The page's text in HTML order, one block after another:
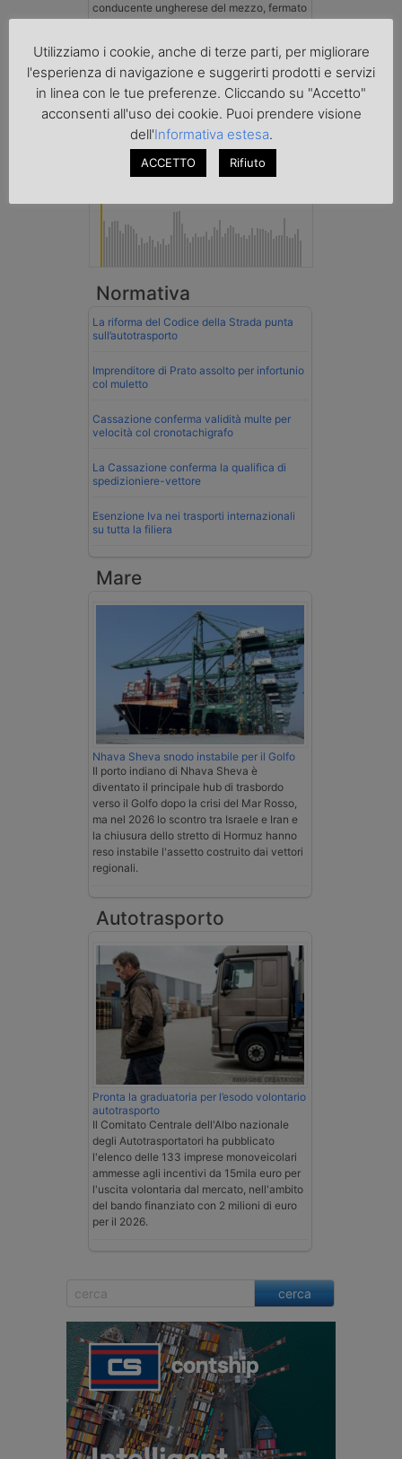
conducente ungherese del mezzo, fermato
Transpotalk
Normativa
La riforma del Codice della Strada punta
sull’autotrasporto
Imprenditore di Prato assolto per infortunio
col muletto
Cassazione conferma validità multe per
velocità col cronotachigrafo
La Cassazione conferma la qualifica di
spedizioniere-vettore
Esenzione Iva nei trasporti internazionali
su tutta la filiera
Mare
Nhava Sheva snodo instabile per il Golfo
Il porto indiano di Nhava Sheva è
diventato il principale hub di trasbordo
verso il Golfo dopo la crisi del Mar Rosso,
ma nel 2026 lo scontro tra Israele e Iran e
la chiusura dello stretto di Hormuz hanno
reso instabile l'assetto costruito dai vettori
regionali.
Autotrasporto
Pronta la graduatoria per l’esodo volontario
autotrasporto
Il Comitato Centrale dell'Albo nazionale
degli Autotrasportatori ha pubblicato
l'elenco delle 133 imprese monoveicolari
ammesse agli incentivi da 15mila euro per
l'uscita volontaria dal mercato, nell'ambito
del bando finanziato con 2 milioni di euro
per il 2026.
cerca
Utilizziamo i cookie, anche di terze parti, per migliorare
l'esperienza di navigazione e suggerirti prodotti e servizi
in linea con le tue preferenze. Cliccando su "Accetto"
acconsenti all'uso dei cookie. Puoi prendere visione
dell'Informativa estesa.
ACCETTO Rifiuto